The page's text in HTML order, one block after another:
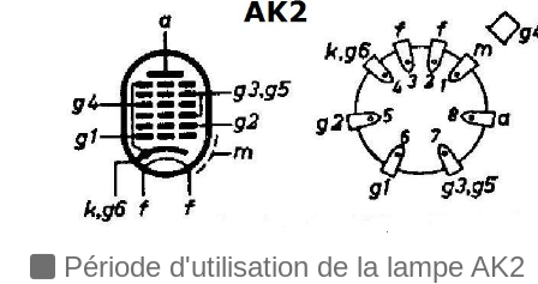
Période d'utilisation de la lampe AK2